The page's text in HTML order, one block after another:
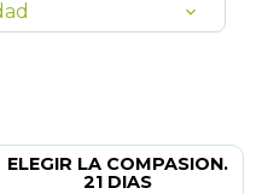
ELEGIR LA COMPASION.
21 DIAS